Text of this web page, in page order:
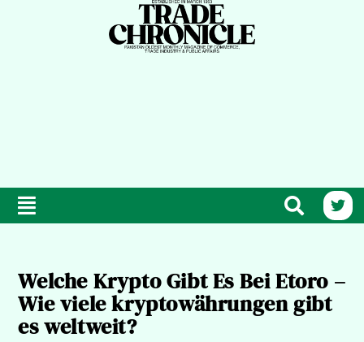
Welche Krypto Gibt Es Bei Etoro –
Wie viele kryptowährungen gibt
es weltweit?